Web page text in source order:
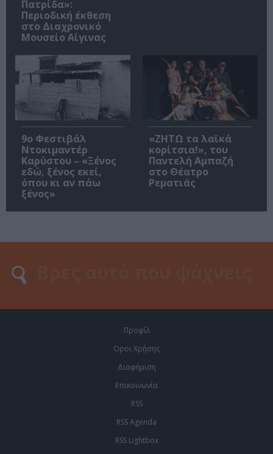
Πατρίδα»:
Περιοδική έκθεση
στο Διαχρονικό
Μουσείο Αίγινας
9ο Φεστιβάλ
Ντοκιμαντέρ
Καρύστου – «Ξένος
εδώ, ξένος εκεί,
όπου κι αν πάω
ξένος»
«ΖΗΤΩ τα λαϊκά
κορίτσια!», του
Παντελή Αμπαζή
στο Θέατρο
Ρεματιάς
Προφίλ
Οροι Χρήσης
Διαφήμιση
Επικοινωνία
RSS
RSS Agenda
RSS Lightbox